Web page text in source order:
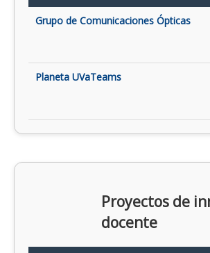
Grupo de Comunicaciones Ópticas
Planeta UVaTeams
Proyectos de
docente